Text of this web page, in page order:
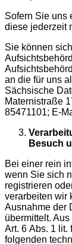
Sofern Sie uns
diese jederzeit
Sie können
an die für uns
Sächsische
Maternistraße
85471101; E-
Besuch
Bei einer rein
wenn Sie sich
registrieren
verarbeiten wir
Ausnahme der
übermittelt.
Art. 6 Abs. 1 lit.
folgenden